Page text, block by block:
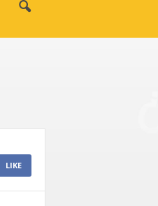
LIKE